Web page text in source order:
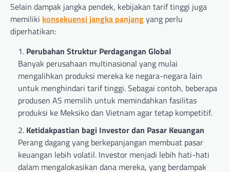
Selain dampak jangka pendek, kebijakan tarif tinggi juga
memiliki konsekuensi jangka panjangyang perlu
diperhatikan:
Perubahan Struktur Perdagangan Global
Banyak perusahaan multinasional yang mulai
mengalihkan produksi mereka ke negara-negara lain
untuk menghindari tarif tinggi. Sebagai contoh, beberapa
produsen AS memilih untuk memindahkan fasilitas
produksi ke Meksiko dan Vietnam agar tetap kompetitif.
Ketidakpastian bagi Investor dan Pasar Keuangan
Perang dagang yang berkepanjangan membuat pasar
keuangan lebih volatil. Investor menjadi lebih hati-hati
dalam mengalokasikan dana mereka, yang berdampak